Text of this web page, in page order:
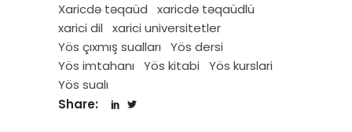
Xaricdə təqaüd
xaricdə təqaüdlü
xarici dil
xarici universitetler
Yös çıxmış sualları
Yös dersi
Yös imtahanı
Yös kitabi
Yös kurslari
Yös sualı
Share: